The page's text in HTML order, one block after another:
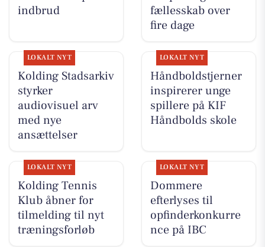
indbrud
fællesskab over
fire dage
LOKALT NYT
Kolding Stadsarkiv
styrker
audiovisuel arv
med nye
ansættelser
LOKALT NYT
Håndboldstjerner
inspirerer unge
spillere på KIF
Håndbolds skole
LOKALT NYT
Kolding Tennis
Klub åbner for
tilmelding til nyt
træningsforløb
LOKALT NYT
Dommere
efterlyses til
opfinderkonkurre
nce på IBC